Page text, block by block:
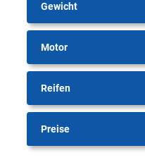
Gewicht
Motor
Reifen
Preise